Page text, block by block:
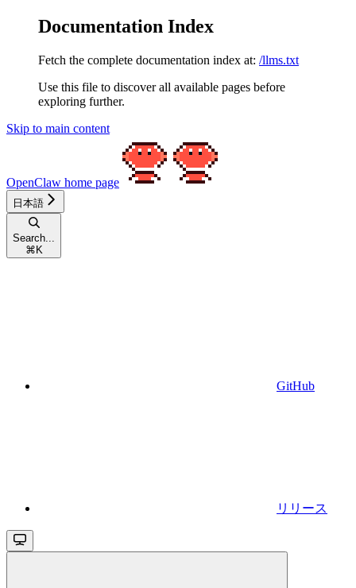
Documentation Index
Fetch the complete documentation index at: /llms.txt
Use this file to discover all available pages before
exploring further.
Skip to main content
OpenClaw home page
日本語
Search...
⌘ K
GitHub
リリース